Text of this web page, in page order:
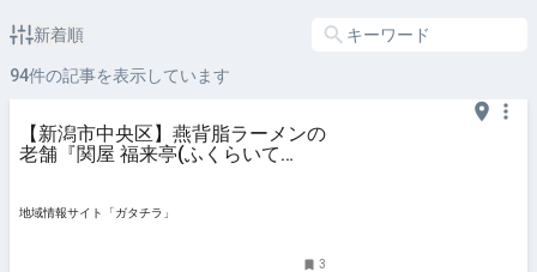
新着順
94件の記事を表示しています
【新潟市中央区】燕背脂ラーメンの
老舗『関屋 福来亭(ふくらいて
- ガタチラ｜みんなでつくる街メデ
地域情報サイト「ガタチラ」
3